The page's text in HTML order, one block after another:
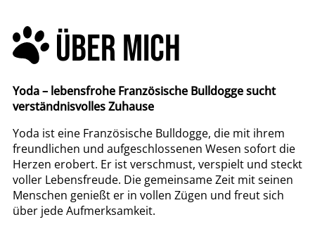
ÜBER MICH
Yoda – lebensfrohe Französische Bulldogge sucht
verständnisvolles Zuhause
Yoda ist eine Französische Bulldogge, die mit ihrem
freundlichen und aufgeschlossenen Wesen sofort die
Herzen erobert. Er ist verschmust, verspielt und steckt
voller Lebensfreude. Die gemeinsame Zeit mit seinen
Menschen genießt er in vollen Zügen und freut sich
über jede Aufmerksamkeit.